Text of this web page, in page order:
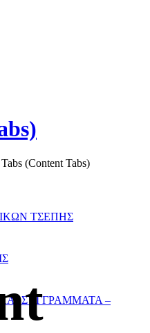
ΤΣΕΠΗΣ
ΣΥΓΓΡΑΜΜΑΤΑ –
Tabs (Content Tabs)